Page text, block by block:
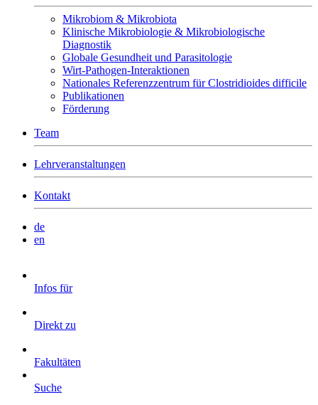
Mikrobiom & Mikrobiota
Klinische Mikrobiologie & Mikrobiologische
Diagnostik
Globale Gesundheit und Parasitologie
Wirt-Pathogen-Interaktionen
Nationales Referenzzentrum für Clostridioides difficile
Publikationen
Förderung
Team
Lehrveranstaltungen
Kontakt
de
en
Infos für
Direkt zu
Fakultäten
Suche